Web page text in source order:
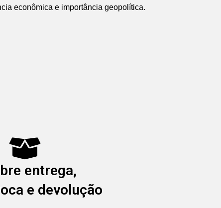
econômica e importância geopolítica.
entrega,
e devolução